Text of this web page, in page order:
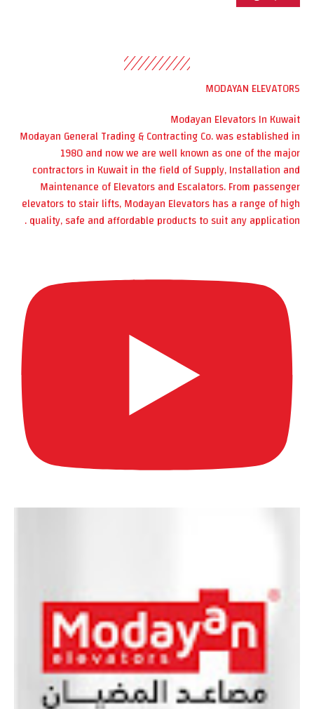
MODAYAN ELEVATORS
Modayan Elevators In Kuwait
Modayan General Trading & Contracting Co. was established in
1980 and now we are well known as one of the major
contractors in Kuwait in the field of Supply, Installation and
Maintenance of Elevators and Escalators. From passenger
elevators to stair lifts, Modayan Elevators has a range of high
quality, safe and affordable products to suit any application .